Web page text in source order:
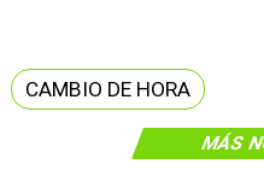
MÁS
CAMBIO DE HORA